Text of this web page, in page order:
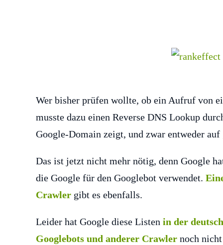
Wer bisher prüfen wollte, ob ein Aufruf von
musste dazu einen Reverse DNS Lookup
Google-Domain zeigt, und zwar entweder
Das ist jetzt nicht mehr nötig, denn Google
die Google für den Googlebot verwendet.
Crawler gibt es ebenfalls.
Leider hat Google diese Listen in der
Googlebots und anderer Crawler noch